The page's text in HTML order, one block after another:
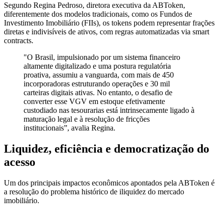
Segundo Regina Pedroso, diretora executiva da ABToken,
diferentemente dos modelos tradicionais, como os Fundos de
Investimento Imobiliário (FIIs), os tokens podem representar frações
diretas e indivisíveis de ativos, com regras automatizadas via smart
contracts.
"O Brasil, impulsionado por um sistema financeiro
altamente digitalizado e uma postura regulatória
proativa, assumiu a vanguarda, com mais de 450
incorporadoras estruturando operações e 30 mil
carteiras digitais ativas. No entanto, o desafio de
converter esse VGV em estoque efetivamente
custodiado nas tesourarias está intrinsecamente ligado à
maturação legal e à resolução de fricções
institucionais”, avalia Regina.
Liquidez, eficiência e democratização do
acesso
Um dos principais impactos econômicos apontados pela ABToken é
a resolução do problema histórico de iliquidez do mercado
imobiliário.